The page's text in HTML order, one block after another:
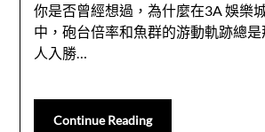
你是否曾經想過，為什麼在3A 娛樂
中，砲台倍率和魚群的游動軌跡總
人入勝…
Continue Reading